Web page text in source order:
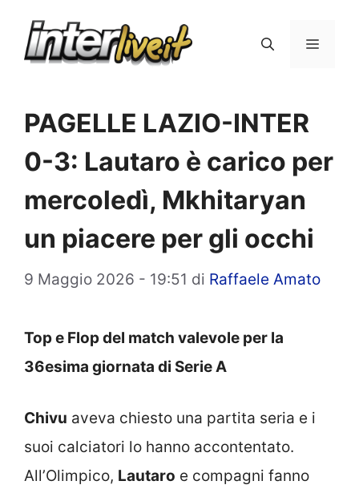
Menu
PAGELLE LAZIO-INTER
0-3: Lautaro è carico per
mercoledì, Mkhitaryan
un piacere per gli occhi
9 Maggio 2026 - 19:51 di Raffaele Amato
Top e Flop del match valevole per la
36esima giornata di Serie A
Chivu aveva chiesto una partita seria e i
suoi calciatori lo hanno accontentato.
All’Olimpico, Lautaro e compagni fanno